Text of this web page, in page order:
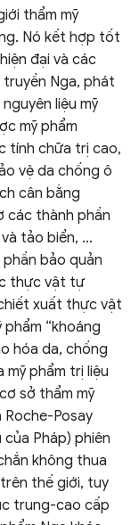
thẩm mỹ
Nó kết hợp tốt
đại và các
Nga, phát
liệu mỹ
mỹ phẩm
tính chữa trị cao,
vệ da chống ô
cân bằng
các thành phần
tảo biển, …
bảo quản
thực vật tự
xuất thực vật
“khoáng
hóa da, chống
mỹ phẩm trị liệu
sở thẩm mỹ
Roche-Posay
Pháp) phiên
không thua
thế giới, tuy
trung-cao cấp